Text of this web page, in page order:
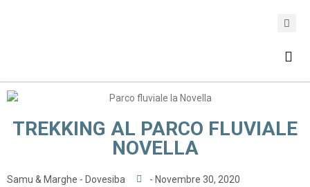
TREKKING AL PARCO FLUVIALE
NOVELLA
Samu & Marghe - Dovesiba - Novembre 30, 2020